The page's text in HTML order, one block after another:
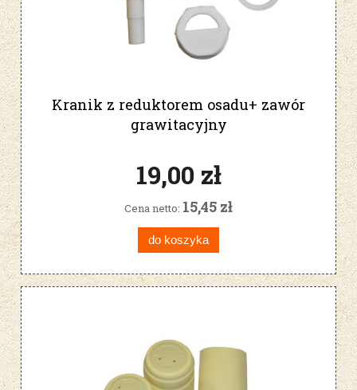
Kranik z reduktorem osadu+ zawór
grawitacyjny
19,00 zł
Cena netto: 15,45 zł
do koszyka